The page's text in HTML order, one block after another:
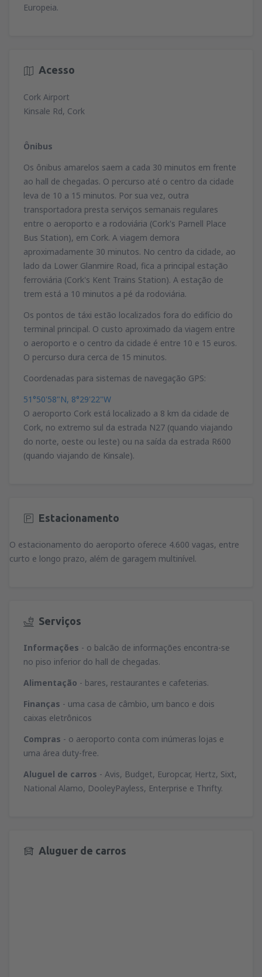
Europeia.
Acesso
Cork Airport
Kinsale Rd, Cork
Ônibus
Os ônibus amarelos saem a cada 30 minutos em frente
ao hall de chegadas. O percurso até o centro da cidade
leva de 10 a 15 minutos. Por sua vez, outra
transportadora presta serviços semanais regulares
entre o aeroporto e a rodoviária (Cork's Parnell Place
Bus Station), em Cork. A viagem demora
aproximadamente 30 minutos. No centro da cidade, ao
lado da Lower Glanmire Road, fica a principal estação
ferroviária (Cork's Kent Trains Station). A estação de
trem está a 10 minutos a pé da rodoviária.
Os pontos de táxi estão localizados fora do edifício do
terminal principal. O custo aproximado da viagem entre
o aeroporto e o centro da cidade é entre 10 e 15 euros.
O percurso dura cerca de 15 minutos.
Coordenadas para sistemas de navegação GPS:
51°50'58"N, 8°29'22"W
O aeroporto Cork está localizado a 8 km da cidade de
Cork, no extremo sul da estrada N27 (quando viajando
do norte, oeste ou leste) ou na saída da estrada R600
(quando viajando de Kinsale).
Estacionamento
O estacionamento do aeroporto oferece 4.600 vagas, entre
curto e longo prazo, além de garagem multinível.
Serviços
Informações - o balcão de informações encontra-se
no piso inferior do hall de chegadas.
Alimentação - bares, restaurantes e cafeterias.
Finanças - uma casa de câmbio, um banco e dois
caixas eletrônicos
Compras - o aeroporto conta com inúmeras lojas e
uma área duty-free.
Aluguel de carros - Avis, Budget, Europcar, Hertz, Sixt,
National Alamo, DooleyPayless, Enterprise e Thrifty.
Aluguer de carros